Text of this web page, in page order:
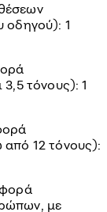
οδηγού): 1
τόνους): 1
12 τόνους):
με